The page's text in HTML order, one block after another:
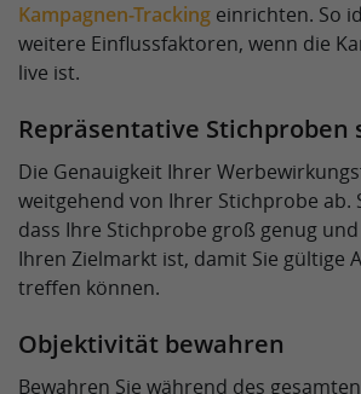
Kampagnen-Tracking einrichten. So
weitere Einflussfaktoren, wenn die
live ist.
Repräsentative Stichproben
Die Genauigkeit Ihrer
weitgehend von Ihrer Stichprobe ab.
dass Ihre Stichprobe groß genug
Ihren Zielmarkt ist, damit Sie gültige
treffen können.
Objektivität bewahren
Bewahren Sie während des